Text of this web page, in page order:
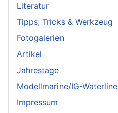
Literatur
Tipps, Tricks & Werkzeug
Fotogalerien
Artikel
Jahrestage
Modellmarine/IG-Waterline
Impressum